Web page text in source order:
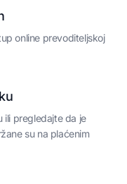
online prevoditeljskoj
ili pregledajte da je
su na plaćenim